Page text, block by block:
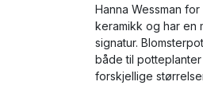
Hanna Wessman
keramikk og har en
signatur.
både til potteplanter
forskjellige